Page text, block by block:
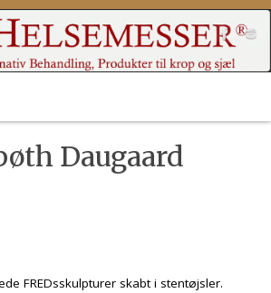
Daugaard
FREDsskulpturer skabt i stentøjsler.